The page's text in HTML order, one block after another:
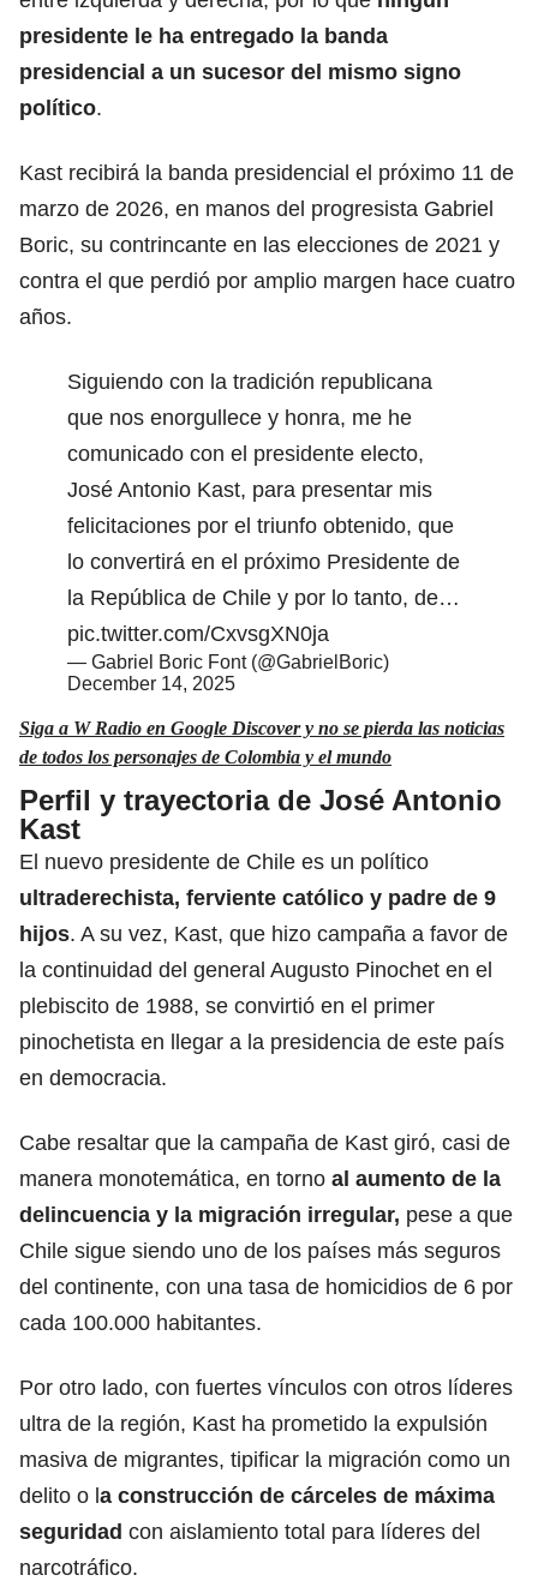
presidente le ha entregado la banda
presidencial a un sucesor del mismo signo
político.
Kast recibirá la banda presidencial el próximo 11 de
marzo de 2026, en manos del progresista Gabriel
Boric, su contrincante en las elecciones de 2021 y
contra el que perdió por amplio margen hace cuatro
años.
Siguiendo con la tradición republicana
que nos enorgullece y honra, me he
comunicado con el presidente electo,
José Antonio Kast, para presentar mis
felicitaciones por el triunfo obtenido, que
lo convertirá en el próximo Presidente de
la República de Chile y por lo tanto, de…
pic.twitter.com/CxvsgXN0ja
— Gabriel Boric Font (@GabrielBoric)
December 14, 2025
Siga a W Radio en Google Discover y no se pierda las noticias
de todos los personajes de Colombia y el mundo
Perfil y trayectoria de José Antonio
Kast
El nuevo presidente de Chile es un político
ultraderechista, ferviente católico y padre de 9
hijos. A su vez, Kast, que hizo campaña a favor de
la continuidad del general Augusto Pinochet en el
plebiscito de 1988, se convirtió en el primer
pinochetista en llegar a la presidencia de este país
en democracia.
Cabe resaltar que la campaña de Kast giró, casi de
manera monotemática, en torno al aumento de la
delincuencia y la migración irregular, pese a que
Chile sigue siendo uno de los países más seguros
del continente, con una tasa de homicidios de 6 por
cada 100.000 habitantes.
Por otro lado, con fuertes vínculos con otros líderes
ultra de la región, Kast ha prometido la expulsión
masiva de migrantes, tipificar la migración como un
delito o la construcción de cárceles de máxima
seguridad con aislamiento total para líderes del
narcotráfico.